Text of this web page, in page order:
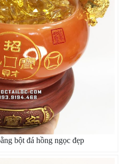
bột đá hồng ngọc đẹp